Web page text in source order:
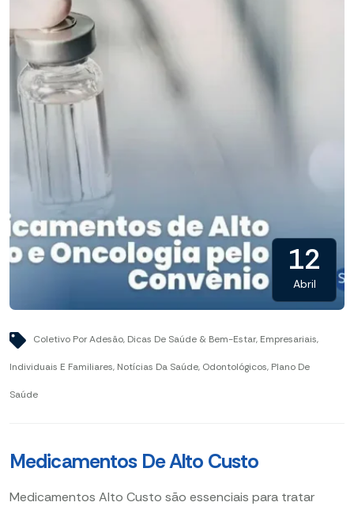
12
Abril
Coletivo Por Adesão, Dicas De Saúde & Bem-Estar, Empresariais,
Individuais E Familiares, Notícias Da Saúde, Odontológicos, Plano De
Saúde
Medicamentos De Alto Custo
Medicamentos Alto Custo são essenciais para tratar